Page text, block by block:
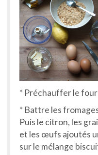
* Préchauffer le four
* Battre les
Puis le citron, les
et les œufs ajoutés
sur le mélange